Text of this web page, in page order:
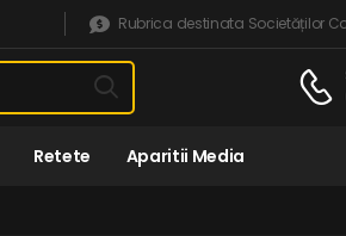
Rubrica destinata Societăților
Retete Aparitii Media